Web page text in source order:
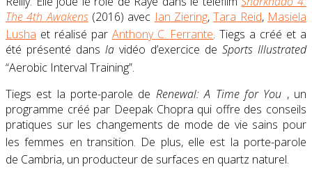
The 4th Awakens(2016) avec Ian Ziering,Tara Reid, Masiela
Lusha et réalisé par Anthony C. Ferrante.Tiegs a créé et a
été présenté dans la vidéo d’exercice de Sports Illustrated
“Aerobic Interval Training”.
Tiegs est la porte-parole de Renewal: A Time for You , un
programme créé par Deepak Chopra qui offre des conseils
pratiques sur les changements de mode de vie sains pour
les femmes en transition. De plus, elle est la porte-parole
de Cambria, un producteur de surfaces en quartz naturel.